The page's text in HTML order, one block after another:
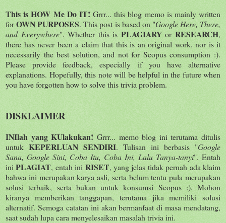
This is HOW Me Do IT! Grrr... this blog memo is mainly written
forOWN PURPOSES. This post is based on "Google Here, There,
and Everywhere". Whether this is PLAGIARYorRESEARCH,
there has never been a claim that this is an original work, nor is it
necessarily the best solution, and not for Scopus consumption :).
Please provide feedback, especially if you have alternative
explanations. Hopefully, this note will be helpful in the future when
you have forgotten how to solve this trivia problem.
DISKLAIMER
INIlah yang KUlakukan! Grrr... memo blog ini terutama ditulis
untuk KEPERLUAN SENDIRI. Tulisan ini berbasis "Google
Sana, Google Sini, Coba Itu, Coba Ini, Lalu Tanya-tanyi". Entah
iniPLAGIAT, entah ini RISET, yang jelas tidak pernah ada klaim
bahwa ini merupakan karya asli, serta belum tentu pula merupakan
solusi terbaik, serta bukan untuk konsumsi Scopus :). Mohon
kiranya memberikan tanggapan, terutama jika memiliki solusi
alternatif. Semoga catatan ini akan bermanfaat di masa mendatang,
saat sudah lupa cara menyelesaikan masalah trivia ini.